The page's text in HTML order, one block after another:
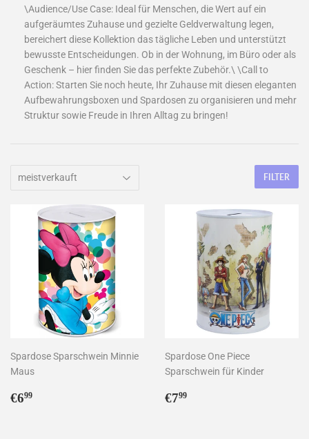
\Audience/Use Case: Ideal für Menschen, die Wert auf ein
aufgeräumtes Zuhause und gezielte Geldverwaltung legen,
bereichert diese Kollektion das tägliche Leben und unterstützt
bewusste Entscheidungen. Ob in der Wohnung, im Büro oder als
Geschenk – hier finden Sie das perfekte Zubehör.\ \Call to
Action: Starten Sie noch heute, Ihr Zuhause mit diesen eleganten
Aufbewahrungsboxen und Spardosen zu organisieren und mehr
Struktur sowie Freude in Ihren Alltag zu bringen!
FILTER
Spardose Sparschwein Minnie
Maus
Normaler
€699
Spardose One Piece
Sparschwein für Kinder
Normaler
€799